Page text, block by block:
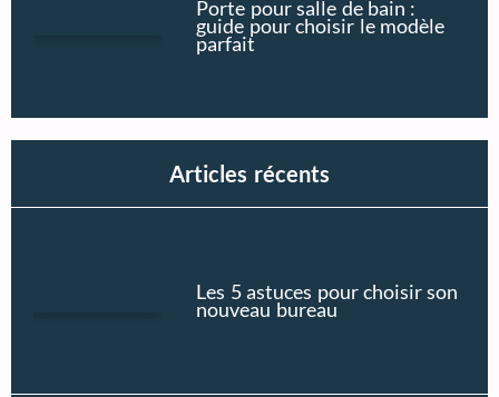
Porte pour salle de bain :
guide pour choisir le modèle
parfait
Articles récents
Les 5 astuces pour choisir son
nouveau bureau